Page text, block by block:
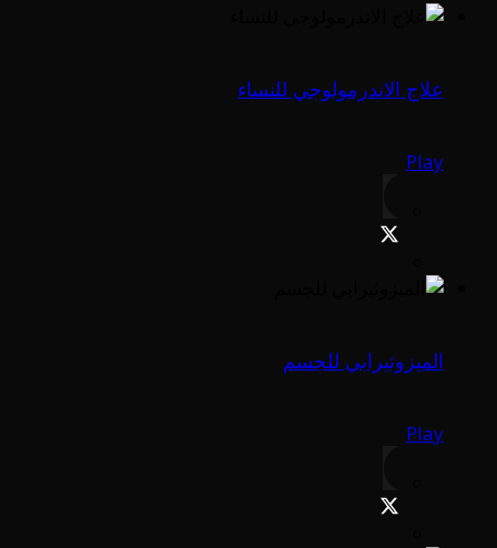
علاج الاندرمولوجي للنساء
Play
الميزوثيرابي للجسم
Play